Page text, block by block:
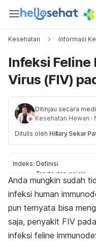
Kesehatan Informasi
Infeksi
Virus (FIV)
Ditinjau secara
Kesehatan Hewan ·
Ditulis oleh Hillary Sekar
Indeks: Definisi
Tanda dan gejala
Fase
Penyebab
Diagnosis
Perawatan
Anda mungkin sudah
infeksi human
pun ternyata bisa
saja, penyakit FIV
infeksi feline